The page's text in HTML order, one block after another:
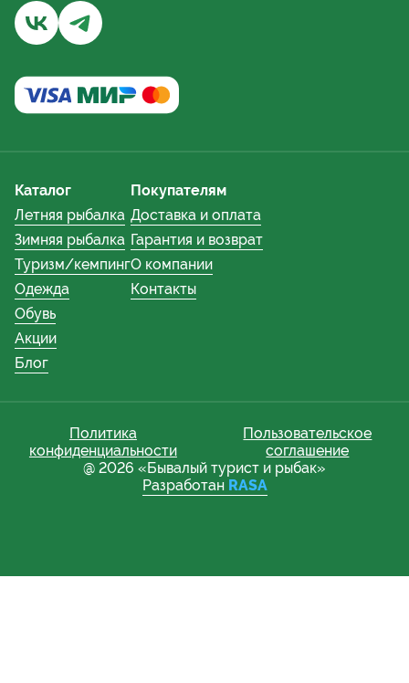
Бывалый турист и рыбак | Хабаровск - Группа
Бывалый турист и рыбак | Хабаровский край -
Каталог
Летняя рыбалка
Зимняя рыбалка
Туризм/кемпинг
Одежда
Обувь
Акции
Блог
Покупателям
Доставка и оплата
Гарантия и возврат
О компании
Контакты
@ 2026 «Бывалый турист и рыбак»
Политика
конфиденциальности
Пользовательское
соглашение
Разработан RASA